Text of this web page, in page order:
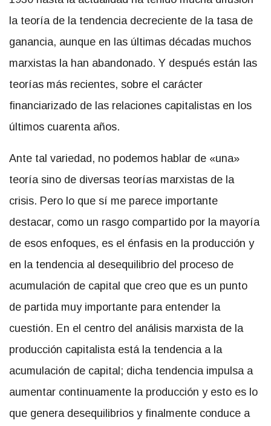
la teoría de la tendencia decreciente de la tasa de
ganancia, aunque en las últimas décadas muchos
marxistas la han abandonado. Y después están las
teorías más recientes, sobre el carácter
financiarizado de las relaciones capitalistas en los
últimos cuarenta años.
Ante tal variedad, no podemos hablar de «una»
teoría sino de diversas teorías marxistas de la
crisis. Pero lo que sí me parece importante
destacar, como un rasgo compartido por la mayoría
de esos enfoques, es el énfasis en la producción y
en la tendencia al desequilibrio del proceso de
acumulación de capital que creo que es un punto
de partida muy importante para entender la
cuestión. En el centro del análisis marxista de la
producción capitalista está la tendencia a la
acumulación de capital; dicha tendencia impulsa a
aumentar continuamente la producción y esto es lo
que genera desequilibrios y finalmente conduce a